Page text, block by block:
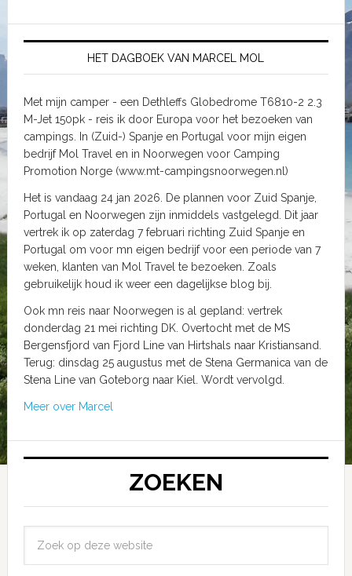
HET DAGBOEK VAN MARCEL MOL
Met mijn camper - een Dethleffs Globedrome T6810-2 2.3
M-Jet 150pk - reis ik door Europa voor het bezoeken van
campings. In (Zuid-) Spanje en Portugal voor mijn eigen
bedrijf Mol Travel en in Noorwegen voor Camping
Promotion Norge (www.mt-campingsnoorwegen.nl)
Het is vandaag 24 jan 2026. De plannen voor Zuid Spanje,
Portugal en Noorwegen zijn inmiddels vastgelegd. Dit jaar
vertrek ik op zaterdag 7 februari richting Zuid Spanje en
Portugal om voor mn eigen bedrijf voor een periode van 7
weken, klanten van Mol Travel te bezoeken. Zoals
gebruikelijk houd ik weer een dagelijkse blog bij.
Ook mn reis naar Noorwegen is al gepland: vertrek
donderdag 21 mei richting DK. Overtocht met de MS
Bergensfjord van Fjord Line van Hirtshals naar Kristiansand.
Terug: dinsdag 25 augustus met de Stena Germanica van de
Stena Line van Goteborg naar Kiel. Wordt vervolgd.
Meer over Marcel
ZOEKEN